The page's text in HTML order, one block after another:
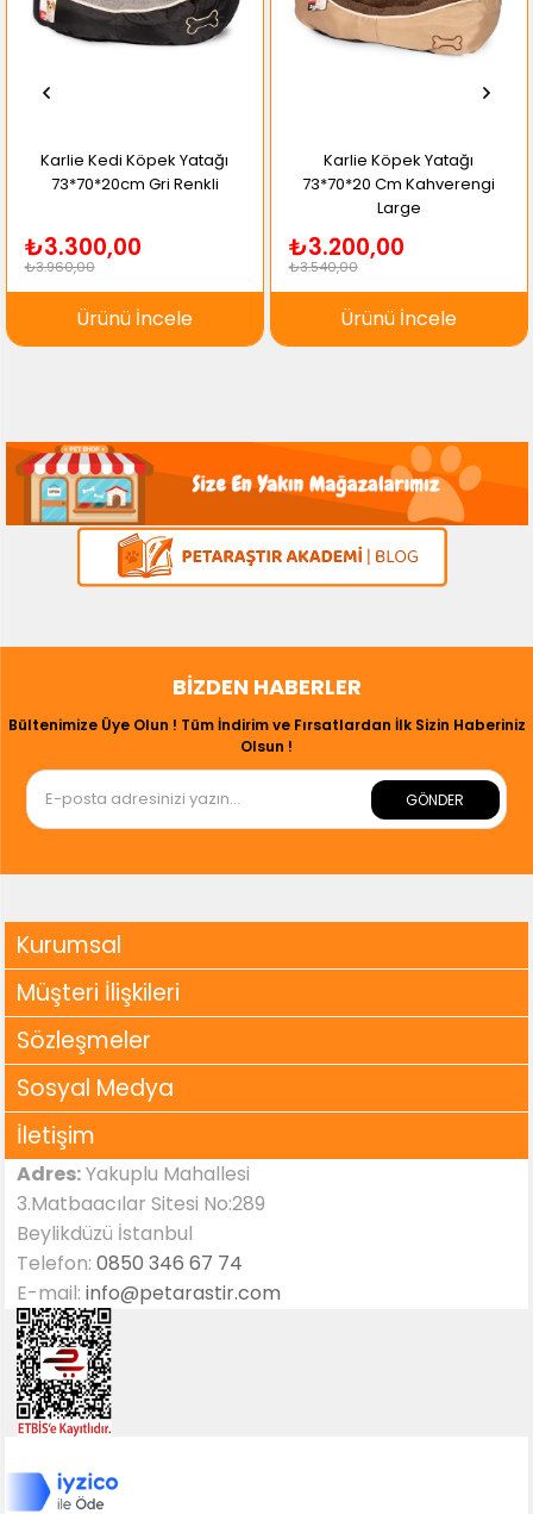
Karlie Kedi Köpek Yatağı
73*70*20cm Gri Renkli
₺3.300,00
₺3.960,00
Ürünü İncele
Karlie Köpek Yatağı
73*70*20 Cm Kahverengi
Large
₺3.200,00
₺3.540,00
Ürünü İncele
BIZDEN HABERLER
Bültenimize Üye Olun ! Tüm İndirim ve Fırsatlardan İlk Sizin Haberiniz
Olsun !
GÖNDER
Kurumsal
Müşteri İlişkileri
Sözleşmeler
Sosyal Medya
İletişim
Adres:Yakuplu Mahallesi
3.Matbaacılar Sitesi No:289
Beylikdüzü İstanbul
Telefon:0850 346 67 74
E-mail:info@petarastir.com